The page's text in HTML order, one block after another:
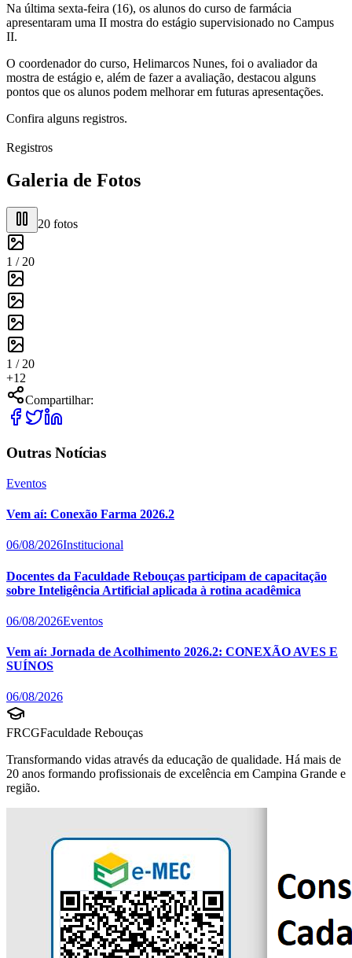
Na última sexta-feira (16), os alunos do curso de farmácia
apresentaram uma II mostra do estágio supervisionado no Campus
II.
O coordenador do curso, Helimarcos Nunes, foi o avaliador da
mostra de estágio e, além de fazer a avaliação, destacou alguns
pontos que os alunos podem melhorar em futuras apresentações.
Confira alguns registros.
Registros
Galeria de Fotos
20 fotos
1 / 20
1 / 20
+12
Compartilhar:
Outras Notícias
Eventos
Vem aí: Conexão Farma 2026.2
06/08/2026Institucional
Docentes da Faculdade Rebouças participam de capacitação
sobre Inteligência Artificial aplicada à rotina acadêmica
06/08/2026Eventos
Vem aí: Jornada de Acolhimento 2026.2: CONEXÃO AVES E
SUÍNOS
06/08/2026
FRCGFaculdade Rebouças
Transformando vidas através da educação de qualidade. Há mais de
20 anos formando profissionais de excelência em Campina Grande e
região.